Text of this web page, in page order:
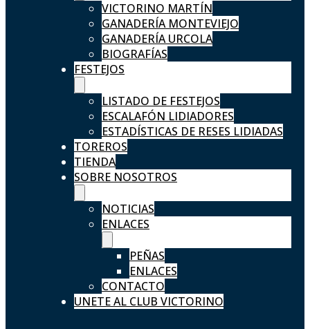
VICTORINO MARTÍN
GANADERÍA MONTEVIEJO
GANADERÍA URCOLA
BIOGRAFÍAS
FESTEJOS
LISTADO DE FESTEJOS
ESCALAFÓN LIDIADORES
ESTADÍSTICAS DE RESES LIDIADAS
TOREROS
TIENDA
SOBRE NOSOTROS
NOTICIAS
ENLACES
PEÑAS
ENLACES
CONTACTO
UNETE AL CLUB VICTORINO